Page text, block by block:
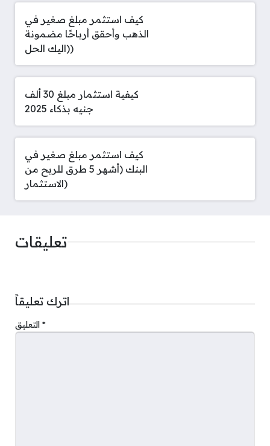
كيف استثمر مبلغ صغير في
الذهب وأحقق أرباحًا مضمونة
(اليك الحل)
كيفية استثمار مبلغ 30 ألف
جنيه بذكاء 2025
كيف استثمر مبلغ صغير في
البنك (أشهر 5 طرق للربح من
الاستثمار)
تعليقات
اترك تعليقاً
*